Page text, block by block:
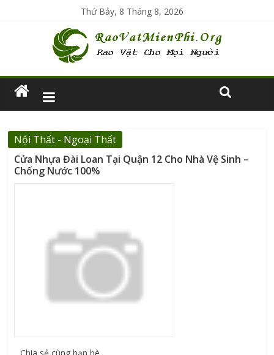
Thứ Bảy, 8 Tháng 8, 2026
Nội Thất - Ngoại Thất
Cửa Nhựa Đài Loan Tại Quận 12 Cho Nhà Vệ Sinh –
Chống Nước 100%